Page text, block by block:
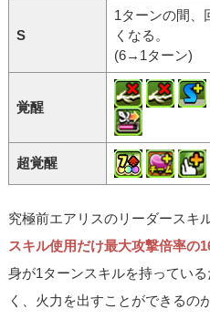
S
1ターンの間、
くなる。
(6→1ターン)
覚醒
超覚醒
究極前エアリスのリーダースキ
スキル使用だけ最大攻撃倍率の
身が1ターンスキルを持ってい
く、火力を出すことができるの